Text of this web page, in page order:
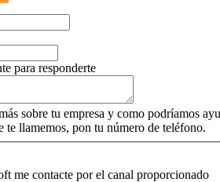
para responderte
sobre tu empresa y como podríamos
te llamemos, pon tu número de teléfono.
me contacte por el canal proporcionado